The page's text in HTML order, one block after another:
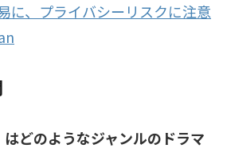
に、プライバシーリスクに注意
どのようなジャンルのドラマ